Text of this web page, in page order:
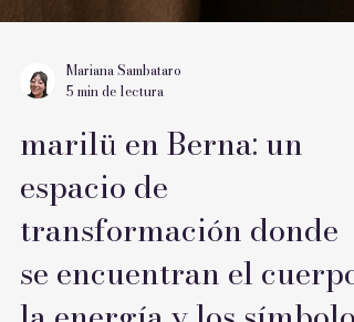
5 min de lectura
marilü en Berna: un
espacio de
transformación donde